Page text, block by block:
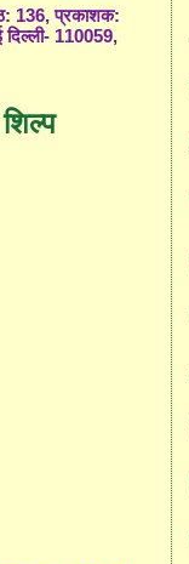
136, प्रकाशक:
110059,